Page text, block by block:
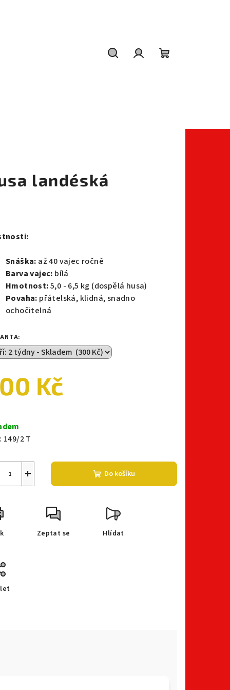
landéská
Snáška: až 40 vajec ročně
Barva vajec: bílá
Hmotnost:5,0 - 6,5 kg (dospělá husa)
Povaha: přátelská, klidná, snadno
ochočitelná
Kč
149/2 T
+ Do košíku
Zeptat se Hlídat